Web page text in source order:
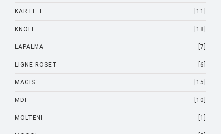
KARTELL [11]
KNOLL [18]
LAPALMA [7]
LIGNE ROSET [6]
MAGIS [15]
MDF [10]
MOLTENI [1]